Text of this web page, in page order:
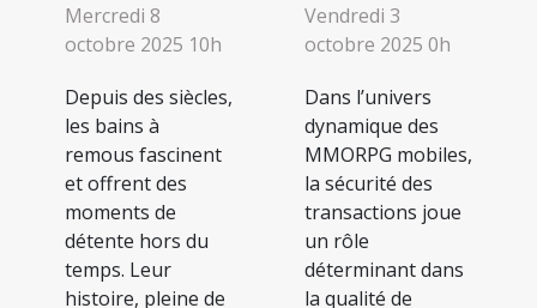
Mercredi 8
octobre 2025 10h
Depuis des siècles,
les bains à
remous fascinent
et offrent des
moments de
détente hors du
temps. Leur
histoire, pleine de
Vendredi 3
octobre 2025 0h
Dans l’univers
dynamique des
MMORPG mobiles,
la sécurité des
transactions joue
un rôle
déterminant dans
la qualité de